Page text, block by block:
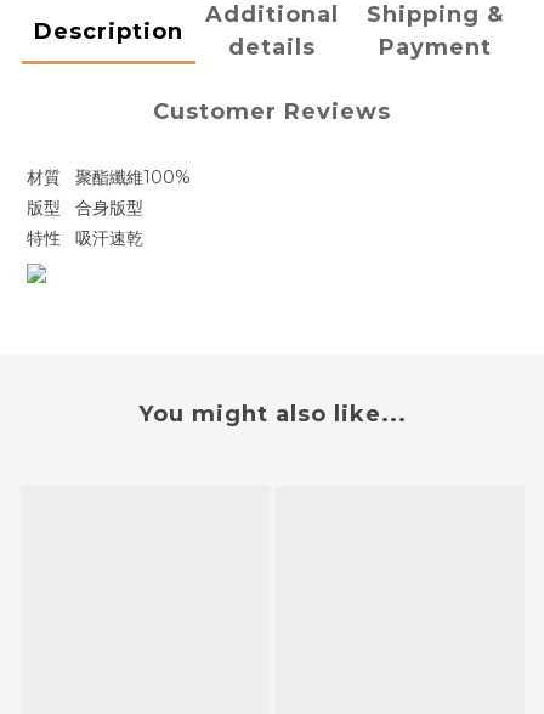
Description
Additional
details
Shipping &
Payment
Customer Reviews
材質
聚酯纖維100%
版型
合身版型
特性
吸汗速乾
You might also like...